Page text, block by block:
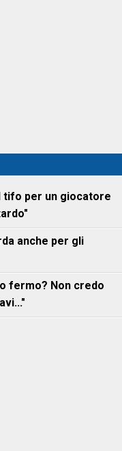
tifo per un giocatore
anche per gli
fermo? Non credo